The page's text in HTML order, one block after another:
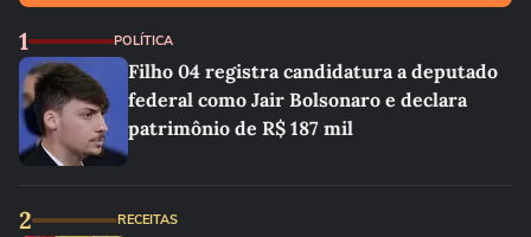
1 POLÍTICA
Filho 04 registra candidatura a deputado
federal como Jair Bolsonaro e declara
patrimônio de R$ 187 mil
2 RECEITAS